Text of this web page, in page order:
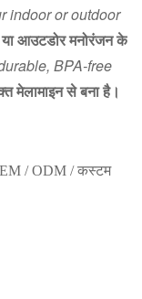
indoor or outdoor
आउटडोर मनोरंजन के
BPA-free
मेलामाइन से बना है।
/ ODM / कस्टम